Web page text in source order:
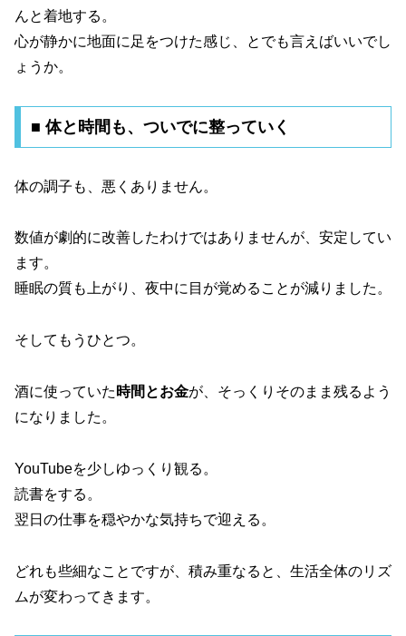
んと着地する。
心が静かに地面に足をつけた感じ、とでも言えばいいでし
ょうか。
■ 体と時間も、ついでに整っていく
体の調子も、悪くありません。
数値が劇的に改善したわけではありませんが、安定してい
ます。
睡眠の質も上がり、夜中に目が覚めることが減りました。
そしてもうひとつ。
酒に使っていた 時間とお金が、そっくりそのまま残るよう
になりました。
YouTubeを少しゆっくり観る。
読書をする。
翌日の仕事を穏やかな気持ちで迎える。
どれも些細なことですが、積み重なると、生活全体のリズ
ムが変わってきます。